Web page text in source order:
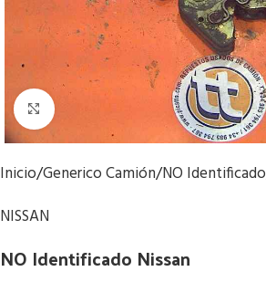
Click to enlarge
Inicio Generico Camión NO Identificado
NISSAN
NO Identificado Nissan